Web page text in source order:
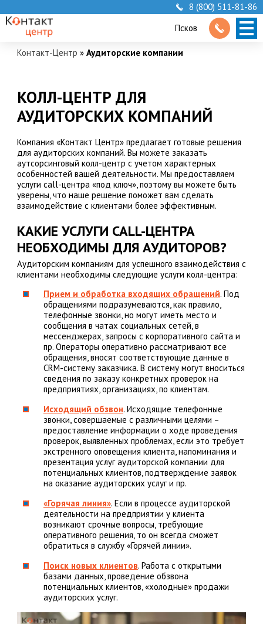
8 (800) 511-81-86
Псков
Контакт-Центр » Аудиторские компании
КОЛЛ-ЦЕНТР ДЛЯ
АУДИТОРСКИХ КОМПАНИЙ
Компания «Контакт Центр» предлагает готовые решения
для аудиторских компаний. Вы можете заказать
аутсорсинговый колл-центр с учетом характерных
особенностей вашей деятельности. Мы предоставляем
услуги call-центра «под ключ», поэтому вы можете быть
уверены, что наше решение поможет вам сделать
взаимодействие с клиентами более эффективным.
КАКИЕ УСЛУГИ CALL-ЦЕНТРА
НЕОБХОДИМЫ ДЛЯ АУДИТОРОВ?
Аудиторским компаниям для успешного взаимодействия с
клиентами необходимы следующие услуги колл-центра:
Прием и обработка входящих обращений. Под
обращениями подразумеваются, как правило,
телефонные звонки, но могут иметь место и
сообщения в чатах социальных сетей, в
мессенджерах, запросы с корпоративного сайта и
пр. Операторы оперативно рассматривают все
обращения, вносят соответствующие данные в
CRM-систему заказчика. В систему могут вноситься
сведения по заказу конкретных проверок на
предприятиях, организациях, по клиентам.
Исходящий обзвон. Исходящие телефонные
звонки, совершаемые с различными целями –
предоставление информации о ходе проведения
проверок, выявленных проблемах, если это требует
экстренного оповещения клиента, напоминания и
презентация услуг аудиторской компании для
потенциальных клиентов, подтверждение заявок
на оказание аудиторских услуг и пр.
«Горячая линия». Если в процессе аудиторской
деятельности на предприятии у клиента
возникают срочные вопросы, требующие
оперативного решения, то он всегда сможет
обратиться в службу «Горячей линии».
Поиск новых клиентов. Работа с открытыми
базами данных, проведение обзвона
потенциальных клиентов, «холодные» продажи
аудиторских услуг.